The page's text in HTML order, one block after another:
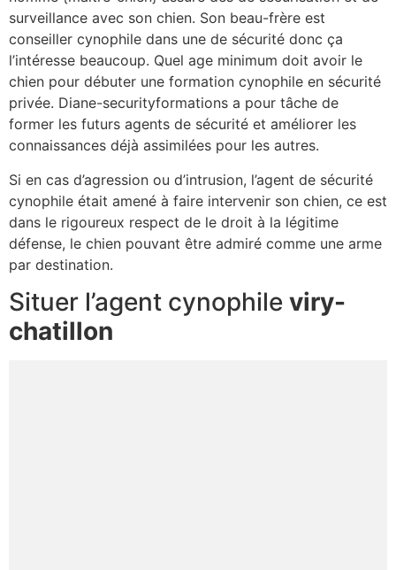
surveillance avec son chien. Son beau-frère est
conseiller cynophile dans une de sécurité donc ça
l’intéresse beaucoup. Quel age minimum doit avoir le
chien pour débuter une formation cynophile en sécurité
privée. Diane-securityformations a pour tâche de
former les futurs agents de sécurité et améliorer les
connaissances déjà assimilées pour les autres.
Si en cas d’agression ou d’intrusion, l’agent de sécurité
cynophile était amené à faire intervenir son chien, ce est
dans le rigoureux respect de le droit à la légitime
défense, le chien pouvant être admiré comme une arme
par destination.
Situer l’agent cynophile viry-
chatillon